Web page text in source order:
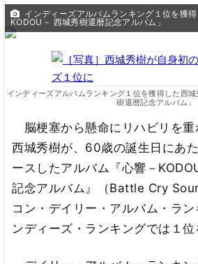
インディーズアルバムランキング１位を獲
KODOU－ 西城秀樹還暦記念アルバム」
インディーズアルバムランキング１位を獲得した西
樹還暦記念アルバム」
脳梗塞から懸命にリハビリを重
西城秀樹が、60歳の誕生日にあ
ースしたアルバム『心響－
記念アルバム』（Battle Cry
コン・デイリー・アルバム・ラ
ンディーズ・ランキングでは１位